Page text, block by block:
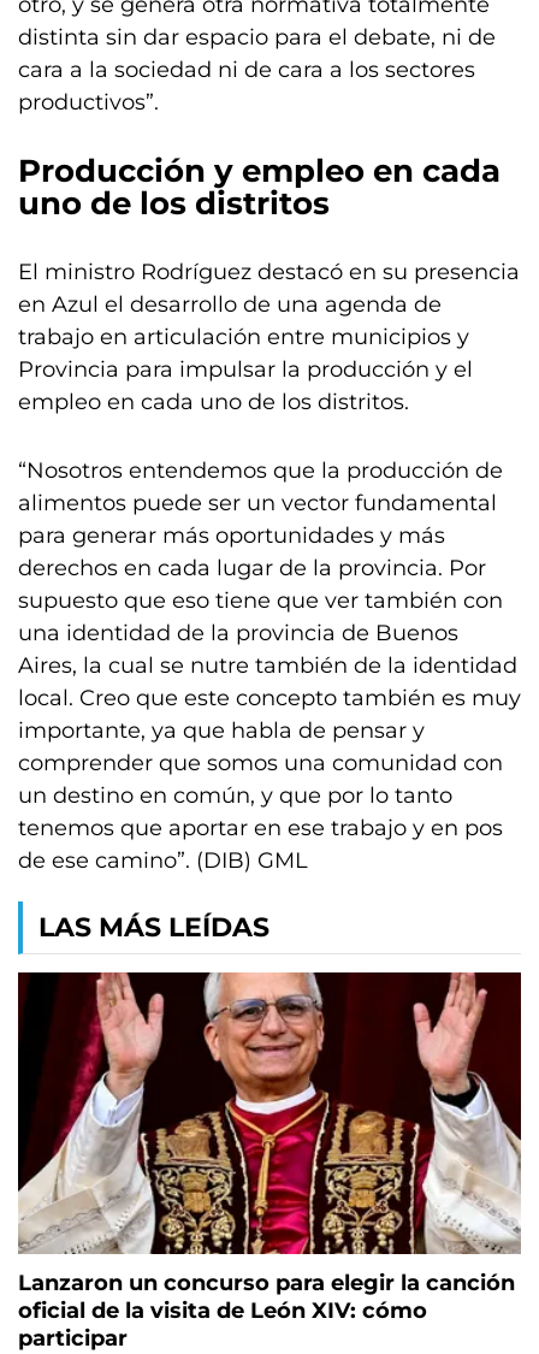
distinta sin dar espacio para el debate, ni de
cara a la sociedad ni de cara a los sectores
productivos”.
Producción y empleo en cada
uno de los distritos
El ministro Rodríguez destacó en su presencia
en Azul el desarrollo de una agenda de
trabajo en articulación entre municipios y
Provincia para impulsar la producción y el
empleo en cada uno de los distritos.
“Nosotros entendemos que la producción de
alimentos puede ser un vector fundamental
para generar más oportunidades y más
derechos en cada lugar de la provincia. Por
supuesto que eso tiene que ver también con
una identidad de la provincia de Buenos
Aires, la cual se nutre también de la identidad
local. Creo que este concepto también es muy
importante, ya que habla de pensar y
comprender que somos una comunidad con
un destino en común, y que por lo tanto
tenemos que aportar en ese trabajo y en pos
de ese camino”. (DIB) GML
LAS MÁS LEÍDAS
Lanzaron un concurso para elegir la canción
oficial de la visita de León XIV: cómo
participar